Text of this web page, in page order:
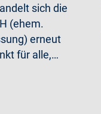
sich die
(ehem.
erneut
für alle,…